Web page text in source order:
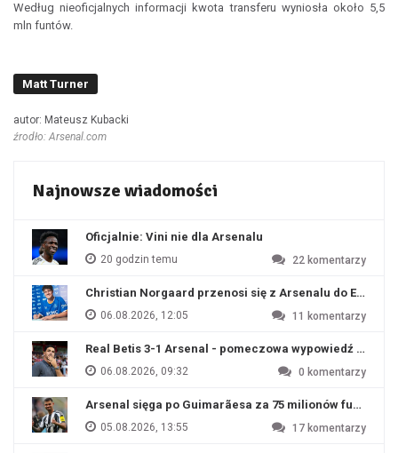
Według nieoficjalnych informacji kwota transferu wyniosła około 5,5
mln funtów.
Matt Turner
autor: Mateusz Kubacki
źrodło: Arsenal.com
Najnowsze wiadomości
Oficjalnie: Vini nie dla Arsenalu
20 godzin temu 22 komentarzy
Christian Norgaard przenosi się z Arsenalu do
06.08.2026, 12:05 11 komentarzy
Real Betis 3-1 Arsenal - pomeczowa wypowiedź Artety
06.08.2026, 09:32 0 komentarzy
Arsenal sięga po Guimarãesa za 75 milionów funtów
05.08.2026, 13:55 17 komentarzy